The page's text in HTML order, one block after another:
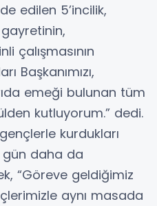
edilen 5’incilik,
gayretinin,
çalışmasının
Başkanımızı,
emeği bulunan tüm
kutluyorum.” dedi.
kurdukları
gün daha da
“Göreve geldiğimiz
aynı masada